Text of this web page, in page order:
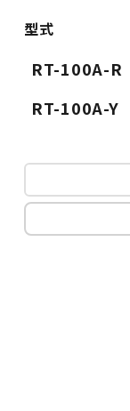
型式
RT-100A-R
RT-100A-Y